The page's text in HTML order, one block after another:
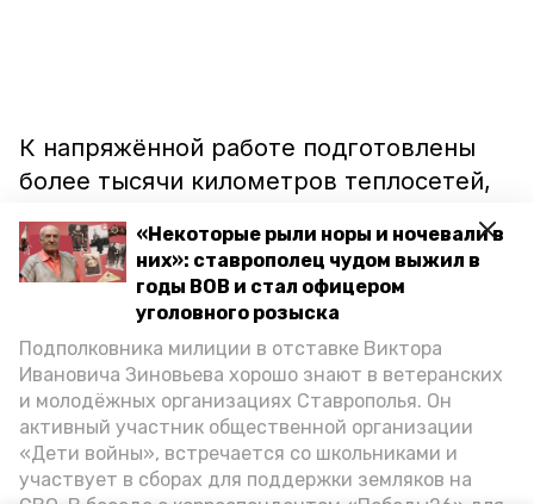
«Некоторые рыли норы и ночевали в
них»: ставрополец чудом выжил в
годы ВОВ и стал офицером
уголовного розыска
Подполковника милиции в отставке Виктора
Ивановича Зиновьева хорошо знают в ветеранских
и молодёжных организациях Ставрополья. Он
активный участник общественной организации
«Дети войны», встречается со школьниками и
участвует в сборах для поддержки земляков на
К напряжённой работе подготовлены
более тысячи километров теплосетей,
обновлены 34 километра теплотрасс.
Около 80 процентов водопроводных и
электрических сетей также показали
полную готовность к холодам.
«Мы отслеживаем ситуацию во всех
населенных пунктах. Всё идет ровно,